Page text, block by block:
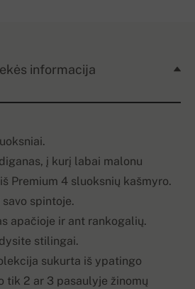
informacija
į kurį labai malonu
Premium 4 sluoksnių kašmyro.
spintoje.
apačioje ir ant rankogalių.
stilingai.
sukurta iš ypatingo
tik 2 ar 3 pasaulyje žinomų